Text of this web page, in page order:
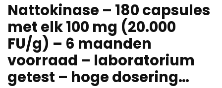
Nattokinase – 180 capsules
met elk 100 mg (20.000
FU/g) – 6 maanden
voorraad – laboratorium
getest – hoge dosering…